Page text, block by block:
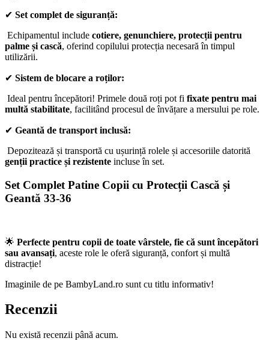
✔ Set complet de siguranță:
Echipamentul include cotiere, genunchiere, protecții pentru
palme și cască, oferind copilului protecția necesară în timpul
utilizării.
✔ Sistem de blocare a roților:
Ideal pentru începători! Primele două roți pot fi fixate pentru mai
multă stabilitate, facilitând procesul de învățare a mersului pe role.
✔ Geantă de transport inclusă:
Depozitează și transportă cu ușurință rolele și accesoriile datorită
genții practice și rezistente incluse în set.
Set Complet Patine Copii cu Protecții Cască și
Geantă 33-36
🌟 Perfecte pentru copii de toate vârstele, fie că sunt începători
sau avansați, aceste role le oferă siguranță, confort și multă
distracție!
Imaginile de pe BambyLand.ro sunt cu titlu informativ!
Recenzii
Nu există recenzii până acum.